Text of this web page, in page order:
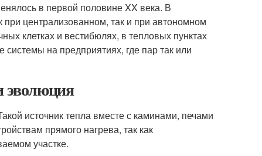
в первой половине XX века. В
централизованном, так и при автономном
клетках и вестибюлях, в тепловых пунктах
на предприятиях, где пар так или
эволюция
источник тепла вместе с каминами, печами
прямого нагрева, так как
участке.